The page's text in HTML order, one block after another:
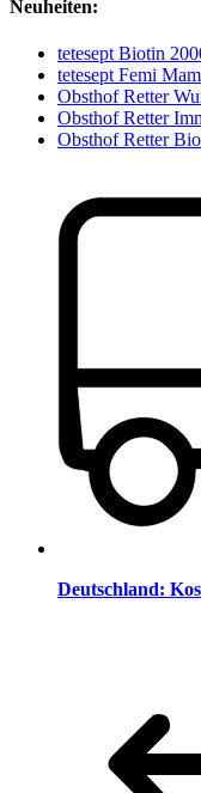
Neuheiten:
tetesept Biotin
tetesept Femi
Obsthof Retter
Obsthof Retter
Obsthof Retter
Deutschland: